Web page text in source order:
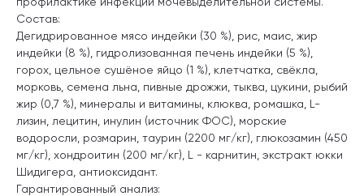
Состав:
Дегидрированное мясо индейки (30 %), рис, маис, жир
индейки (8 %), гидролизованная печень индейки (5 %),
горох, цельное сушёное яйцо (1 %), клетчатка, свёкла,
морковь, семена льна, пивные дрожжи, тыква, цукини, рыбий
жир (0,7 %), минералы и витамины, клюква, ромашка, L-
лизин, лецитин, инулин (источник ФОС), морские
водоросли, розмарин, таурин (2200 мг/кг), глюкозамин (450
мг/кг), хондроитин (200 мг/кг), L - карнитин, экстракт юкки
Шидигера, антиоксидант.
Гарантированный анализ: